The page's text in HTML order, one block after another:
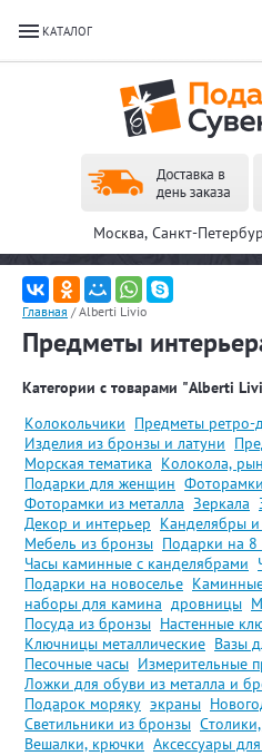
КАТАЛОГ
Москва, Санкт-
Главная /Alberti Livio
Предметы
Категории с товарами "Alberti
Колокольчики Предметы ретро-
Изделия из бронзы и латуни
Морская тематика Колокола,
Подарки для женщин
Фоторамки из металла Зеркала
Декор и интерьер Канделябры
Мебель из бронзы Подарки на 8
Часы каминные с канделябрами
Подарки на новоселье
наборы для камина дровницы
Посуда из бронзы Настенные
Ключницы металлические Вазы
Песочные часы Измерительные
Ложки для обуви из металла и
Подарок моряку экраны
Светильники из бронзы
Вешалки, крючки Аксессуары